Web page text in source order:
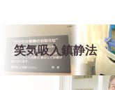
笑気吸入鎮静法